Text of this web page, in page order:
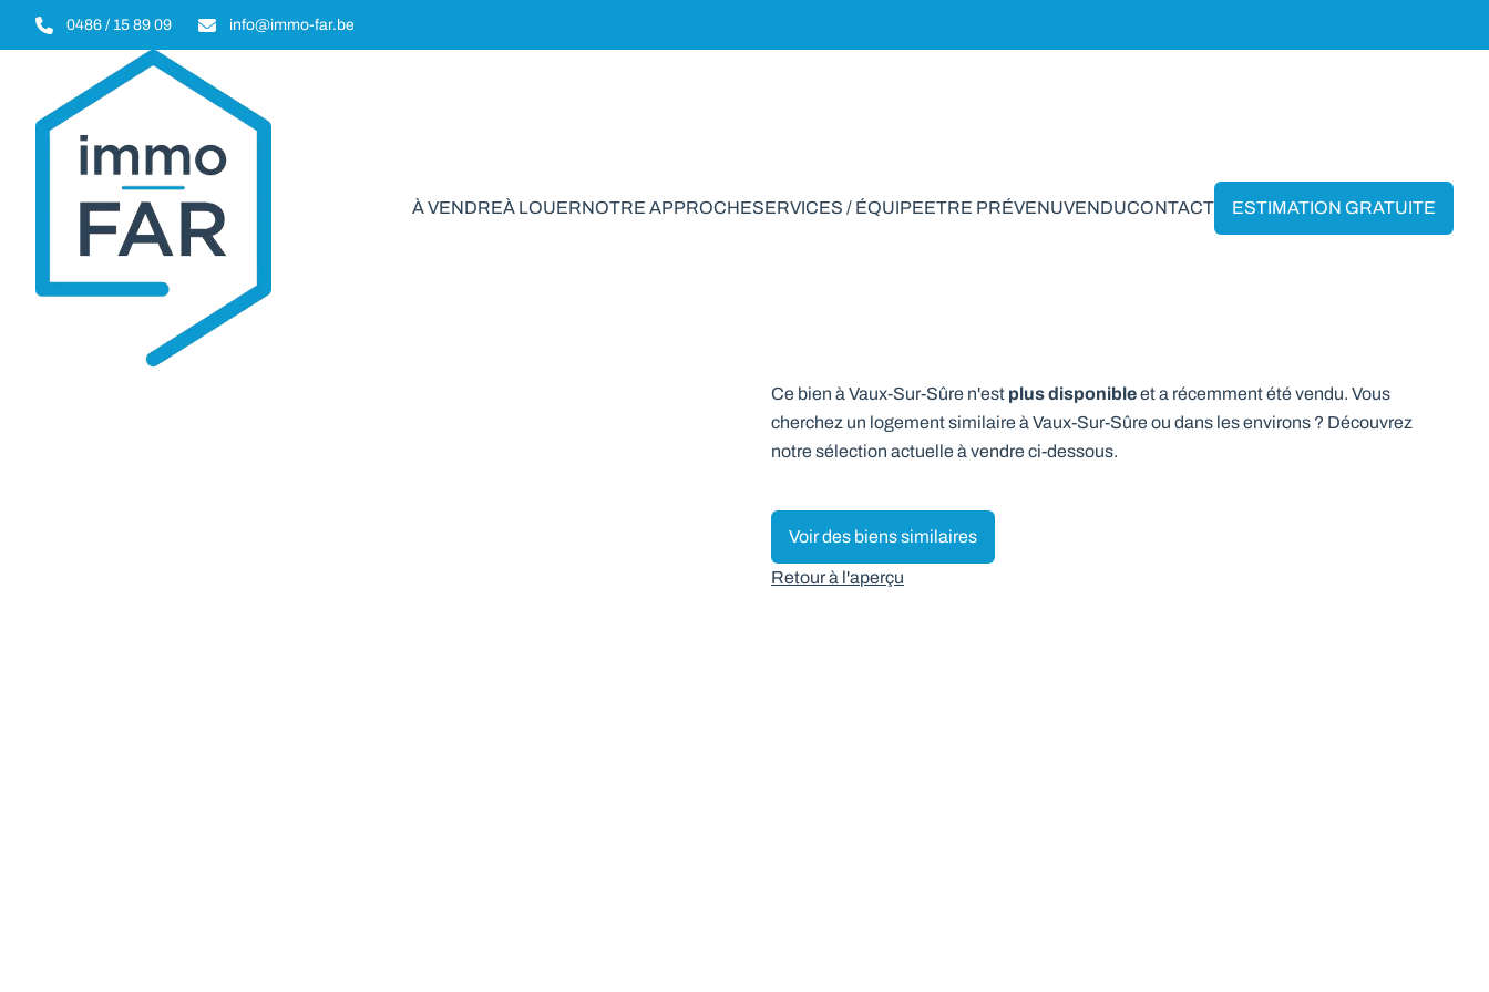
Aller au contenu principal
0486 / 15 89 09 info@immo-far.be
À VENDREÀ LOUERNOTRE APPROCHESERVICES / ÉQUIPEETRE PRÉVENUVENDUCONTACT ESTIMATION GRATUITE
Ce bien à Vaux-Sur-Sûre n'estplus disponibleet a récemment été vendu. Vous
cherchez un logement similaire à Vaux-Sur-Sûre ou dans les environs ? Découvrez
notre sélection actuelle à vendre ci-dessous.
Voir des biens similaires
Retour à l'aperçu